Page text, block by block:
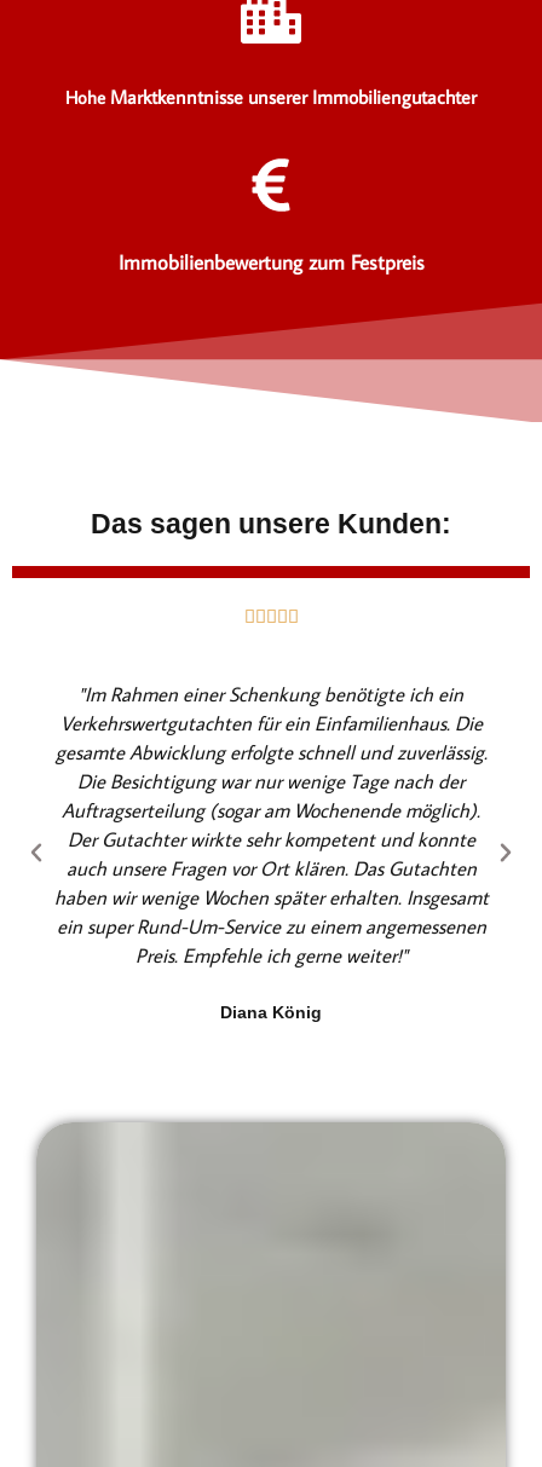
Hohe Marktkenntnisse unserer Immobiliengutachter
Immobilienbewertung zum Festpreis
Das sagen unsere Kunden:
    B
e
r
t
e
t
m
i
t
5
v
n
"Im Rahmen einer Schenkung benötigte ich ein
Verkehrswertgutachten für ein Einfamilienhaus. Die
gesamte Abwicklung erfolgte schnell und zuverlässig.
Die Besichtigung war nur wenige Tage nach der
Auftragserteilung (sogar am Wochenende möglich).
Der Gutachter wirkte sehr kompetent und konnte
auch unsere Fragen vor Ort klären. Das Gutachten
haben wir wenige Wochen später erhalten. Insgesamt
ein super Rund-Um-Service zu einem angemessenen
Preis. Empfehle ich gerne weiter!"
Diana König